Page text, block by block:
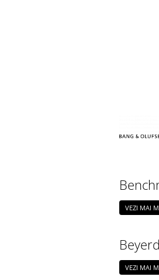
VEZI MAI
VEZI MAI